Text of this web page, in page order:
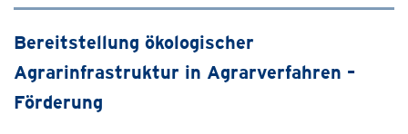
Bereitstellung ökologischer
Agrarinfrastruktur in Agrarverfahren –
Förderung